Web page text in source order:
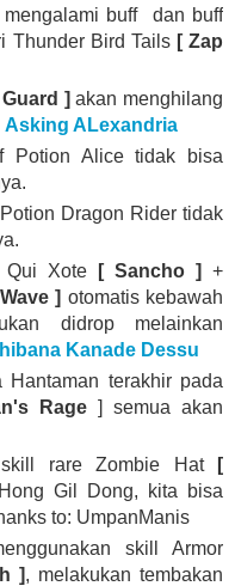
buff dan buff
Thunder Bird Tails[ Zap
] akan menghilang
Asking ALexandria
Potion Alice tidak bisa
Dragon Rider tidak
Qui Xote
[ Sancho ]
+
] otomatis kebawah
didrop melainkan
Kanade Dessu
Hantaman terakhir pada
Rage ] semua akan
rare Zombie Hat
[
Gil Dong, kita bisa
to: UmpanManis
skill Armor
], melakukan tembakan